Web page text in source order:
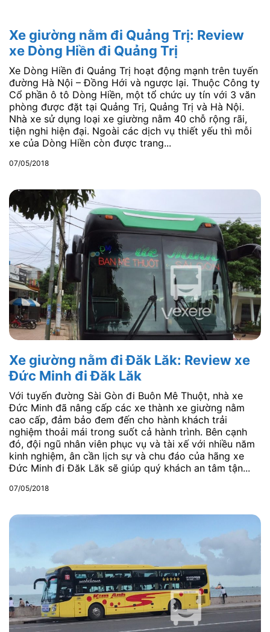
Xe giường nằm đi Quảng Trị: Review
xe Dòng Hiền đi Quảng Trị
Xe Dòng Hiền đi Quảng Trị hoạt động mạnh trên tuyến
đường Hà Nội – Đồng Hới và ngược lại. Thuộc Công ty
Cổ phần ô tô Dòng Hiền, một tổ chức uy tín với 3 văn
phòng được đặt tại Quảng Trị, Quảng Trị và Hà Nội.
Nhà xe sử dụng loại xe giường nằm 40 chỗ rộng rãi,
tiện nghi hiện đại. Ngoài các dịch vụ thiết yếu thì mỗi
xe của Dòng Hiền còn được trang...
07/05/2018
Xe giường nằm đi Đăk Lăk: Review xe
Đức Minh đi Đăk Lăk
Với tuyến đường Sài Gòn đi Buôn Mê Thuột, nhà xe
Đức Minh đã nâng cấp các xe thành xe giường nằm
cao cấp, đảm bảo đem đến cho hành khách trải
nghiệm thoải mái trong suốt cả hành trình. Bên cạnh
đó, đội ngũ nhân viên phục vụ và tài xế với nhiều năm
kinh nghiệm, ân cần lịch sự và chu đáo của hãng xe
Đức Minh đi Đăk Lăk sẽ giúp quý khách an tâm tận...
07/05/2018